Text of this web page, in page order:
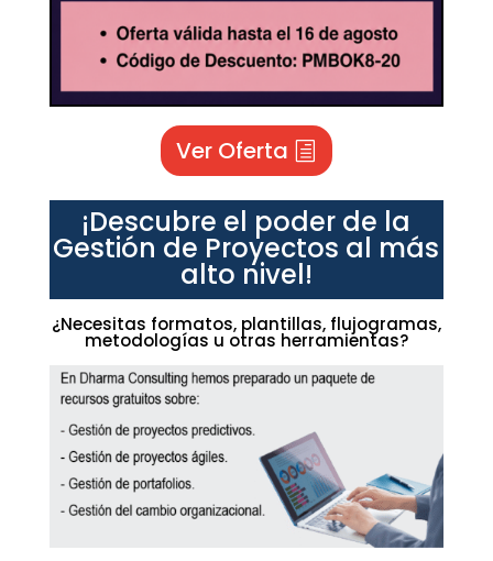
Ver Oferta
¡Descubre el poder de la
Gestión de Proyectos al más
alto nivel!
¿Necesitas formatos, plantillas, flujogramas,
metodologías u otras herramientas?